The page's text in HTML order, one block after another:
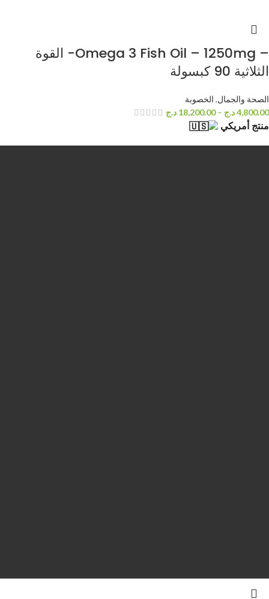
– Omega 3 Fish Oil – 1250mg- القوة
الثلاثية 90 كبسولة
الصحة والجمال, الخصوبة
4,800.00د.ج –
18,200.00 د.ج
منتج أمريكي